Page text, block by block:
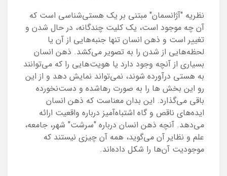
نظریه "آژانسمان" مبتنی بر یک هستی‌شناسی است که
آن چه موجود است، یک کلیت چندگانه، در حال شدن و
تغییر است و ذهن انسان تنها جنبه‌هایی از آن یا
لحظه‌هایی از شدن را به ‌تصویر می‌کشد. ذهن انسان
بسیاری از آنچه وجود دارد یا هویت‌هایی را که می‌توانند
به هستی درآورده شوند، نمی‌تواند نمایش دهد و از این
رو این بخش ها را به صورت رهاشده و دست‌نخورده
باقی می‌گذارد. این بدان معناست که ذهن انسان
ایده‌های ناقص و گاه اشتباه‌آمیز درباره واقعیت‌ ارائه
می‌دهد. آنچه ذهن انسان درباره "سرشت" شهر، جامعه،
علم و نظایر آن می‌گوید، همه آن چیزی نیستند که
موجودیت آن‌ها را شکل داده‌اند.